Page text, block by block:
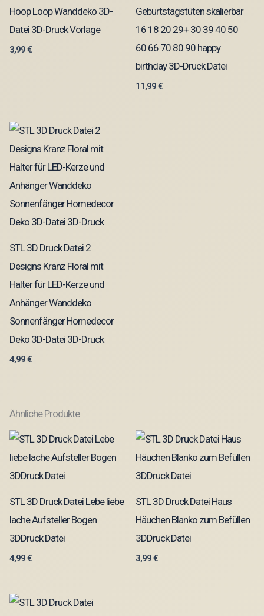
Hoop Loop Wanddeko 3D-
Datei 3D-Druck Vorlage
3,99€
Geburtstagstüten skalierbar
16 18 20 29+ 30 39 40 50
60 66 70 80 90 happy
birthday 3D-Druck Datei
11,99€
STL 3D Druck Datei 2
Designs Kranz Floral mit
Halter für LED-Kerze und
Anhänger Wanddeko
Sonnenfänger Homedecor
Deko 3D-Datei 3D-Druck
4,99€
Ähnliche Produkte
STL 3D Druck Datei Lebe liebe
lache Aufsteller Bogen
3DDruck Datei
4,99€
STL 3D Druck Datei Haus
Häuchen Blanko zum Befüllen
3DDruck Datei
3,99€